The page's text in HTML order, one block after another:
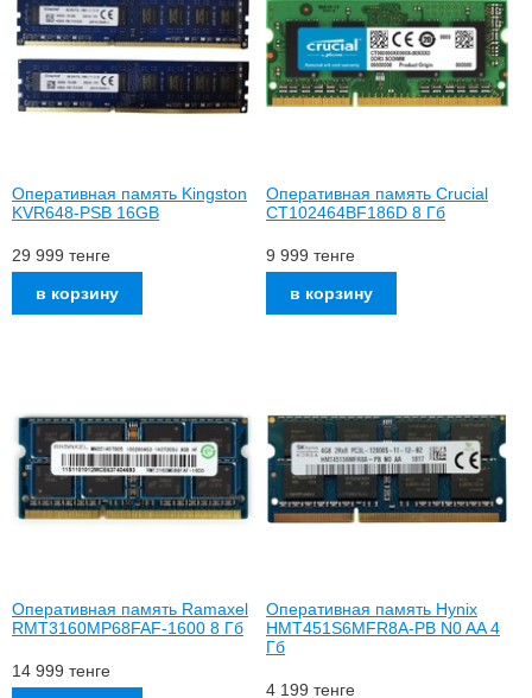
Оперативная память Kingston
KVR648-PSB 16GB
29 999 тенге
Оперативная память Crucial
CT102464BF186D 8 Гб
9 999 тенге
Оперативная память Ramaxel
RMT3160MP68FAF-1600 8 Гб
14 999 тенге
Оперативная память Hynix
HMT451S6MFR8A-PB N0 AA 4
Гб
4 199 тенге